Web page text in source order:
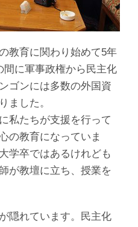
教育に関わり始めて5年
間に軍事政権から民主化
ゴンには多数の外国資
ました。
私たちが支援を行って
の教育になっていま
学卒ではあるけれども
が教壇に立ち、授業を
隠れています。民主化